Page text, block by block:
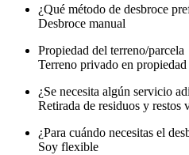
¿Qué método de desbroce
Desbroce manual
Propiedad del terreno/parcela
Terreno privado en
¿Se necesita algún servicio
Retirada de residuos y restos
¿Para cuándo necesitas el
Soy flexible